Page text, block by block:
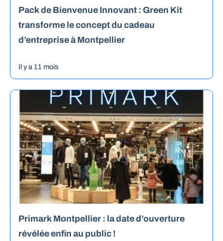
Pack de Bienvenue Innovant : Green Kit
transforme le concept du cadeau
d’entreprise à Montpellier
Il y a 11 mois
Primark Montpellier : la date d’ouverture
révélée enfin au public !